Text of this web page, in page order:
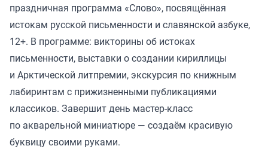
праздничная программа «Слово», посвящённая
истокам русской письменности и славянской азбуке,
12+. В программе: викторины об истоках
письменности, выставки о создании кириллицы
и Арктической литпремии, экскурсия по книжным
лабиринтам с прижизненными публикациями
классиков. Завершит день мастер-класс
по акварельной миниатюре — создаём красивую
буквицу своими руками.